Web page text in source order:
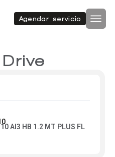
Agendar servicio
AI3 HB 1.2 MT PLUS FL